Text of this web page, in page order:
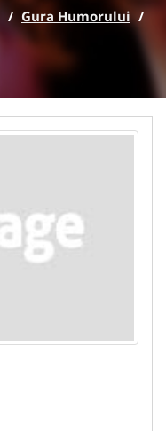
/ Gura Humorului /